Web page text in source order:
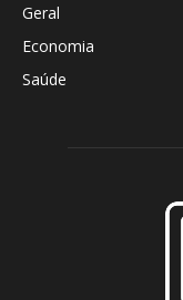
Geral
Economia
Saúde